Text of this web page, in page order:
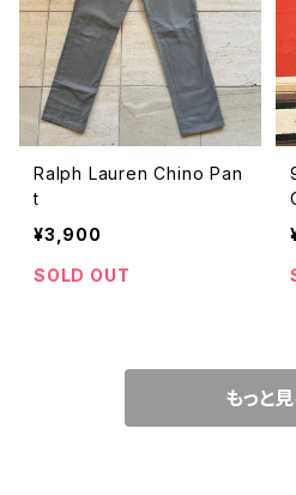
Ralph Lauren Chino Pan
t
¥3,900
SOLD OUT
もっと